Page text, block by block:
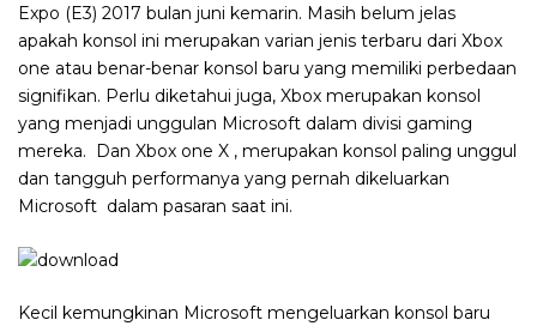
Expo (E3) 2017 bulan juni kemarin. Masih belum jelas
apakah konsol ini merupakan varian jenis terbaru dari Xbox
one atau benar-benar konsol baru yang memiliki perbedaan
signifikan. Perlu diketahui juga, Xbox merupakan konsol
yang menjadi unggulan Microsoft dalam divisi gaming
mereka. Dan Xbox one X , merupakan konsol paling unggul
dan tangguh performanya yang pernah dikeluarkan
Microsoft dalam pasaran saat ini.
Kecil kemungkinan Microsoft mengeluarkan konsol baru